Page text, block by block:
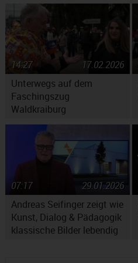
Unterwegs auf dem
Faschingszug
Waldkraiburg
17.02.2026
14:27
Andreas Seifinger zeigt wie
Kunst, Dialog & Pädagogik
klassische Bilder lebendig
29.01.2026
07:17